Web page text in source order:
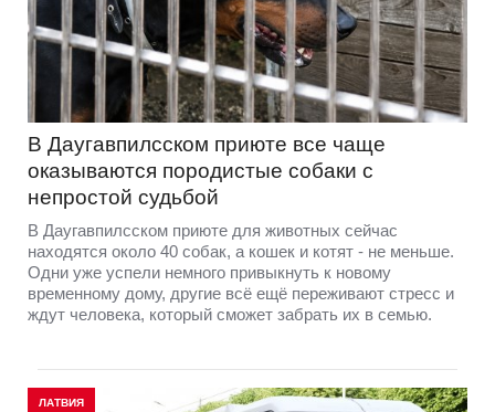
В Даугавпилсском приюте всe чаще
оказываются породистые собаки с
непростой судьбой
В Даугавпилсском приюте для животных сейчас
находятся около 40 собак, а кошек и котят - не меньше.
Одни уже успели немного привыкнуть к новому
временному дому, другие всё ещё переживают стресс и
ждут человека, который сможет забрать их в семью.
ЛАТВИЯ